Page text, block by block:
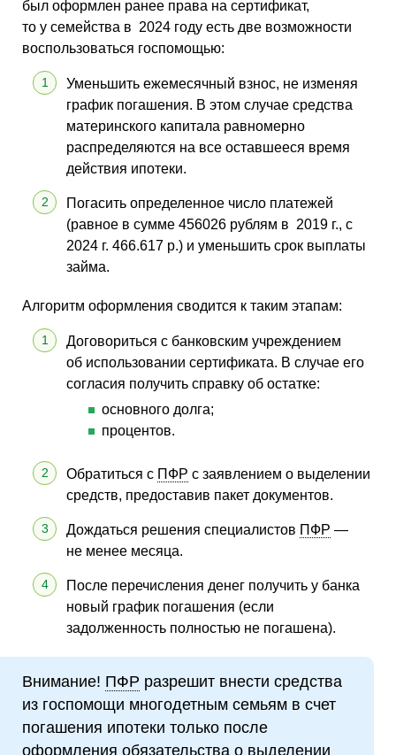
был оформлен ранее права на сертификат,
то у семейства в 2024 году есть две возможности
воспользоваться госпомощью:
Уменьшить ежемесячный взнос, не изменяя
график погашения. В этом случае средства
материнского капитала равномерно
распределяются на все оставшееся время
действия ипотеки.
Погасить определенное число платежей
(равное в сумме 456026 рублям в 2019 г., с
2024 г. 466.617 р.) и уменьшить срок выплаты
займа.
Алгоритм оформления сводится к таким этапам:
Договориться с банковским учреждением
об использовании сертификата. В случае его
согласия получить справку об остатке:
основного долга;
процентов.
Обратиться с ПФР с заявлением о выделении
средств, предоставив пакет документов.
Дождаться решения специалистов ПФР —
не менее месяца.
После перечисления денег получить у банка
новый график погашения (если
задолженность полностью не погашена).
Внимание! ПФР разрешит внести средства
из госпомощи многодетным семьям в счет
погашения ипотеки только после
оформления обязательства о выделении